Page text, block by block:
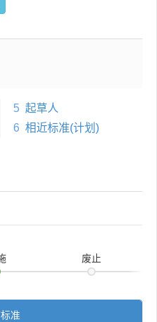
5 起草人
6 相近标准(计划)
废止
准